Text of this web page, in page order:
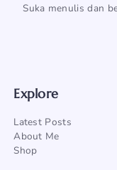
Suka menulis dan
Explore
Latest Posts
About Me
Shop